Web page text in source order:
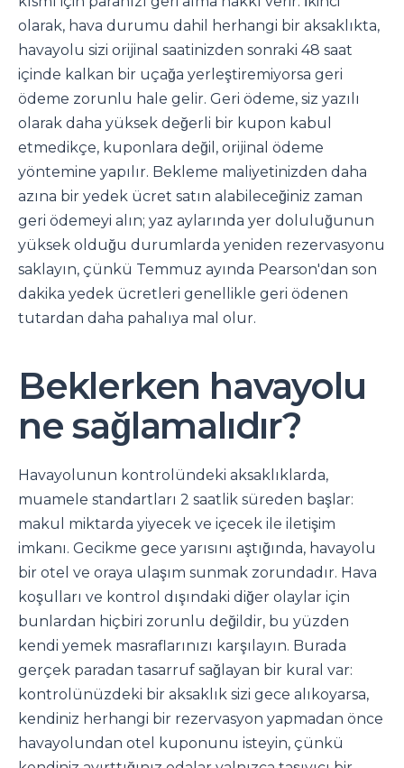
olarak, hava durumu dahil herhangi bir aksaklıkta,
havayolu sizi orijinal saatinizden sonraki 48 saat
içinde kalkan bir uçağa yerleştiremiyorsa geri
ödeme zorunlu hale gelir. Geri ödeme, siz yazılı
olarak daha yüksek değerli bir kupon kabul
etmedikçe, kuponlara değil, orijinal ödeme
yöntemine yapılır. Bekleme maliyetinizden daha
azına bir yedek ücret satın alabileceğiniz zaman
geri ödemeyi alın; yaz aylarında yer doluluğunun
yüksek olduğu durumlarda yeniden rezervasyonu
saklayın, çünkü Temmuz ayında Pearson'dan son
dakika yedek ücretleri genellikle geri ödenen
tutardan daha pahalıya mal olur.
Beklerken havayolu
ne sağlamalıdır?
Havayolunun kontrolündeki aksaklıklarda,
muamele standartları 2 saatlik süreden başlar:
makul miktarda yiyecek ve içecek ile iletişim
imkanı. Gecikme gece yarısını aştığında, havayolu
bir otel ve oraya ulaşım sunmak zorundadır. Hava
koşulları ve kontrol dışındaki diğer olaylar için
bunlardan hiçbiri zorunlu değildir, bu yüzden
kendi yemek masraflarınızı karşılayın. Burada
gerçek paradan tasarruf sağlayan bir kural var:
kontrolünüzdeki bir aksaklık sizi gece alıkoyarsa,
kendiniz herhangi bir rezervasyon yapmadan önce
havayolundan otel kuponunu isteyin, çünkü